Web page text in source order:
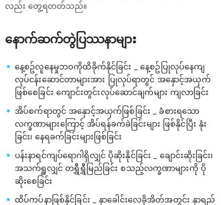
လည်း တွေ့ရတတ်သည်။
နောက်ဆက်တွဲပြဿနာများ
နေ့စဥ်လူနေမှုဘဝကိုထိခိုက်နိုင်ခြင်း _ နေ့စဥ်ပြုလုပ်နေကျ
လုပ်ငန်းဆောင်တာများအား ပြုလုပ်ရာတွင် အနှောင့်အယှက်
ဖြစ်စေ‌ခြင်း ကျောင်းတွင်းလုပ်ဆောင်ချက်များ ကျလာခြင်း
အိပ်စက်ရာတွင် အနှောင့်အယှက်ဖြစ်ခြင်း _ ခံစားရသော
လက္ခဏာများကြောင့် အိပ်ရန်ခက်ခဲခြင်းများ ဖြစ်နိုင်ပြီး နုံး
ခြင်း၊ နေရခက်ခြင်းများဖြစ်ခြင်း
ပန်းနာရင်ကျပ်ရောဂါရှိလျှင် ပိုဆိုးနိုင်ခြင်း _ ချောင်းဆိုးခြင်း၊
အသက်ရှူလျှင် တရွှီရွှီမြည်ခြင်း စသည့်လက္ခဏာများကို ပို
ဆိုးစေခြင်း
ထိပ်ကပ်နာဖြစ်နိုင်ခြင်း _ နှာခေါင်းလေခိုအိတ်အတွင်း နှာရည်